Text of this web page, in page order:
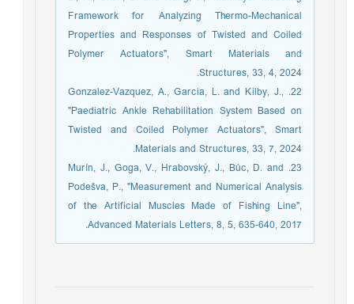
Framework for Analyzing Thermo-Mechanical
Properties and Responses of Twisted and Coiled
Polymer Actuators", Smart Materials and
Structures, 33, 4, 2024.
22. Gonzalez-Vazquez, A., Garcia, L. and Kilby, J.,
"Paediatric Ankle Rehabilitation System Based on
Twisted and Coiled Polymer Actuators", Smart
Materials and Structures, 33, 7, 2024.
23. Murín, J., Goga, V., Hrabovský, J., Búc, D. and
Podešva, P., "Measurement and Numerical Analysis
of the Artificial Muscles Made of Fishing Line",
Advanced Materials Letters, 8, 5, 635-640, 2017.